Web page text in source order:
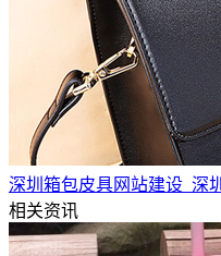
深圳箱包皮具网站建设_深
相关资讯